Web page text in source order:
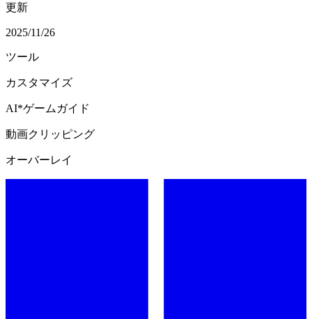
更新
2025/11/26
ツール
カスタマイズ
AI*ゲームガイド
動画クリッピング
オーバーレイ